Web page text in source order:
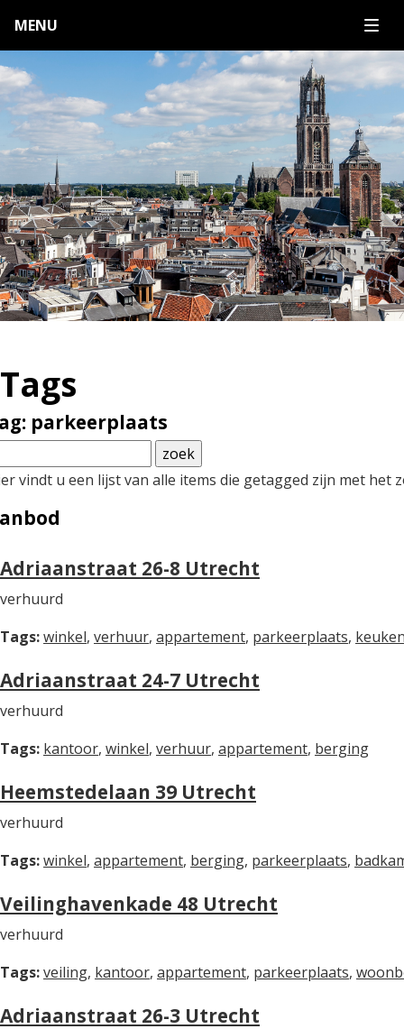
MENU
Tags
parkeerplaats
vindt u een lijst van alle items die getagged zijn met het
Adriaanstraat 26-8 Utrecht
verhuurd
Tags:winkel, verhuur, appartement, parkeerplaats,
Adriaanstraat 24-7 Utrecht
verhuurd
Tags: kantoor, winkel, verhuur, appartement, berging
Heemstedelaan 39 Utrecht
verhuurd
Tags:winkel, appartement, berging, parkeerplaats,
Veilinghavenkade 48 Utrecht
verhuurd
Tags:veiling, kantoor, appartement, parkeerplaats,
Adriaanstraat 26-3 Utrecht